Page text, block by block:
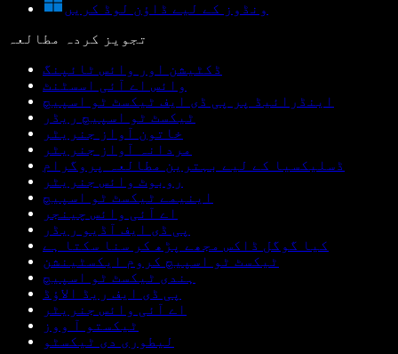
ونڈوز کے لیے ڈاؤن لوڈ کریں
تجویز کردہ مطالعہ
ڈکٹیشن اور وائس ٹائپنگ
وائس اے آئی اسسٹنٹ
اینڈرائیڈ پر پی ڈی ایف ٹیکسٹ ٹو اسپیچ
ٹیکسٹ ٹو اسپیچ ریڈر
خاتون آواز جنریٹر
مردانہ آواز جنریٹر
ڈسلیکسیا کے لیے بہترین مطالعہ پروگرام
روبوٹ وائس جنریٹر
اینیمے ٹیکسٹ ٹو اسپیچ
اے آئی وائس چینجر
پی ڈی ایف آڈیو ریڈر
کیا گوگل ڈاکس مجھے پڑھ کر سنا سکتا ہے
ٹیکسٹ ٹو اسپیچ کروم ایکسٹینشن
ہندی ٹیکسٹ ٹو اسپیچ
پی ڈی ایف ریڈ الاؤڈ
اے آئی وائس جنریٹر
ٹیکستو آ ووز
لیطوری دی ٹیکسٹو